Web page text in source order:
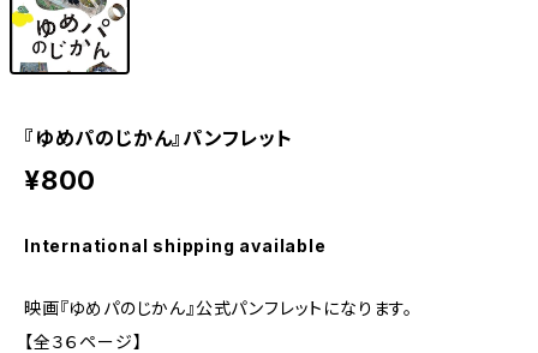
『ゆめパのじかん』パンフレット
¥800
International shipping available
映画『ゆめパのじかん』公式パンフレットになります。
【全３６ページ】